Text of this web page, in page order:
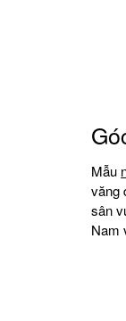
Mẫu
văng
sân
Nam